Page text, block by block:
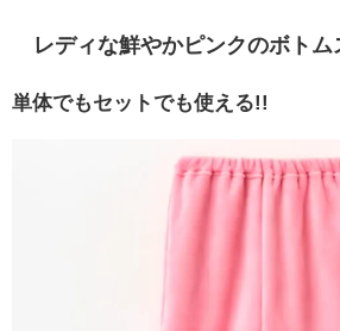
レディな鮮やかピンクのボトム
単体でもセットでも使える!!